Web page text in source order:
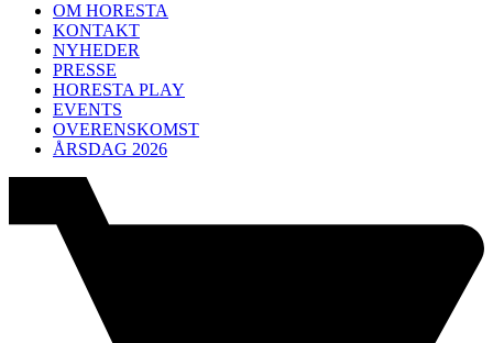
OM HORESTA
KONTAKT
NYHEDER
PRESSE
HORESTA PLAY
EVENTS
OVERENSKOMST
ÅRSDAG 2026